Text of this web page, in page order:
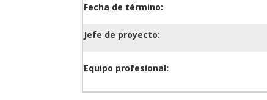
Fecha de término:
Jefe de proyecto:
Equipo profesional: